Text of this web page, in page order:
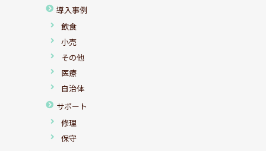
導入事例
飲食
小売
その他
医療
自治体
サポート
修理
保守